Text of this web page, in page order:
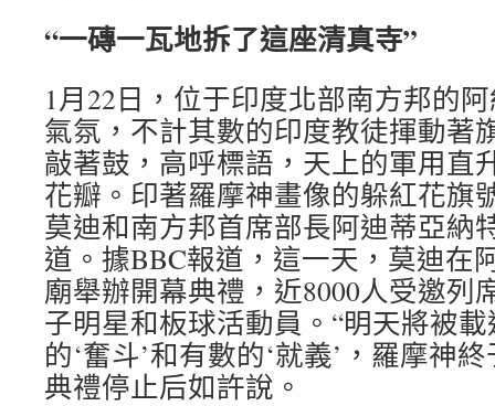
“一磚一瓦地拆了這座清真寺”
1月22日，位于印度北部南方邦的
氣氛，不計其數的印度教徒揮動著
敲著鼓，高呼標語，天上的軍用直
花瓣。印著羅摩神畫像的躲紅花旗
莫迪和南方邦首席部長阿迪蒂亞納
道。據BBC報道，這一天，莫迪在
廟舉辦開幕典禮，近8000人受邀列
子明星和板球活動員。“明天將被
的‘奮斗’和有數的‘就義’，羅摩神
典禮停止后如許說。